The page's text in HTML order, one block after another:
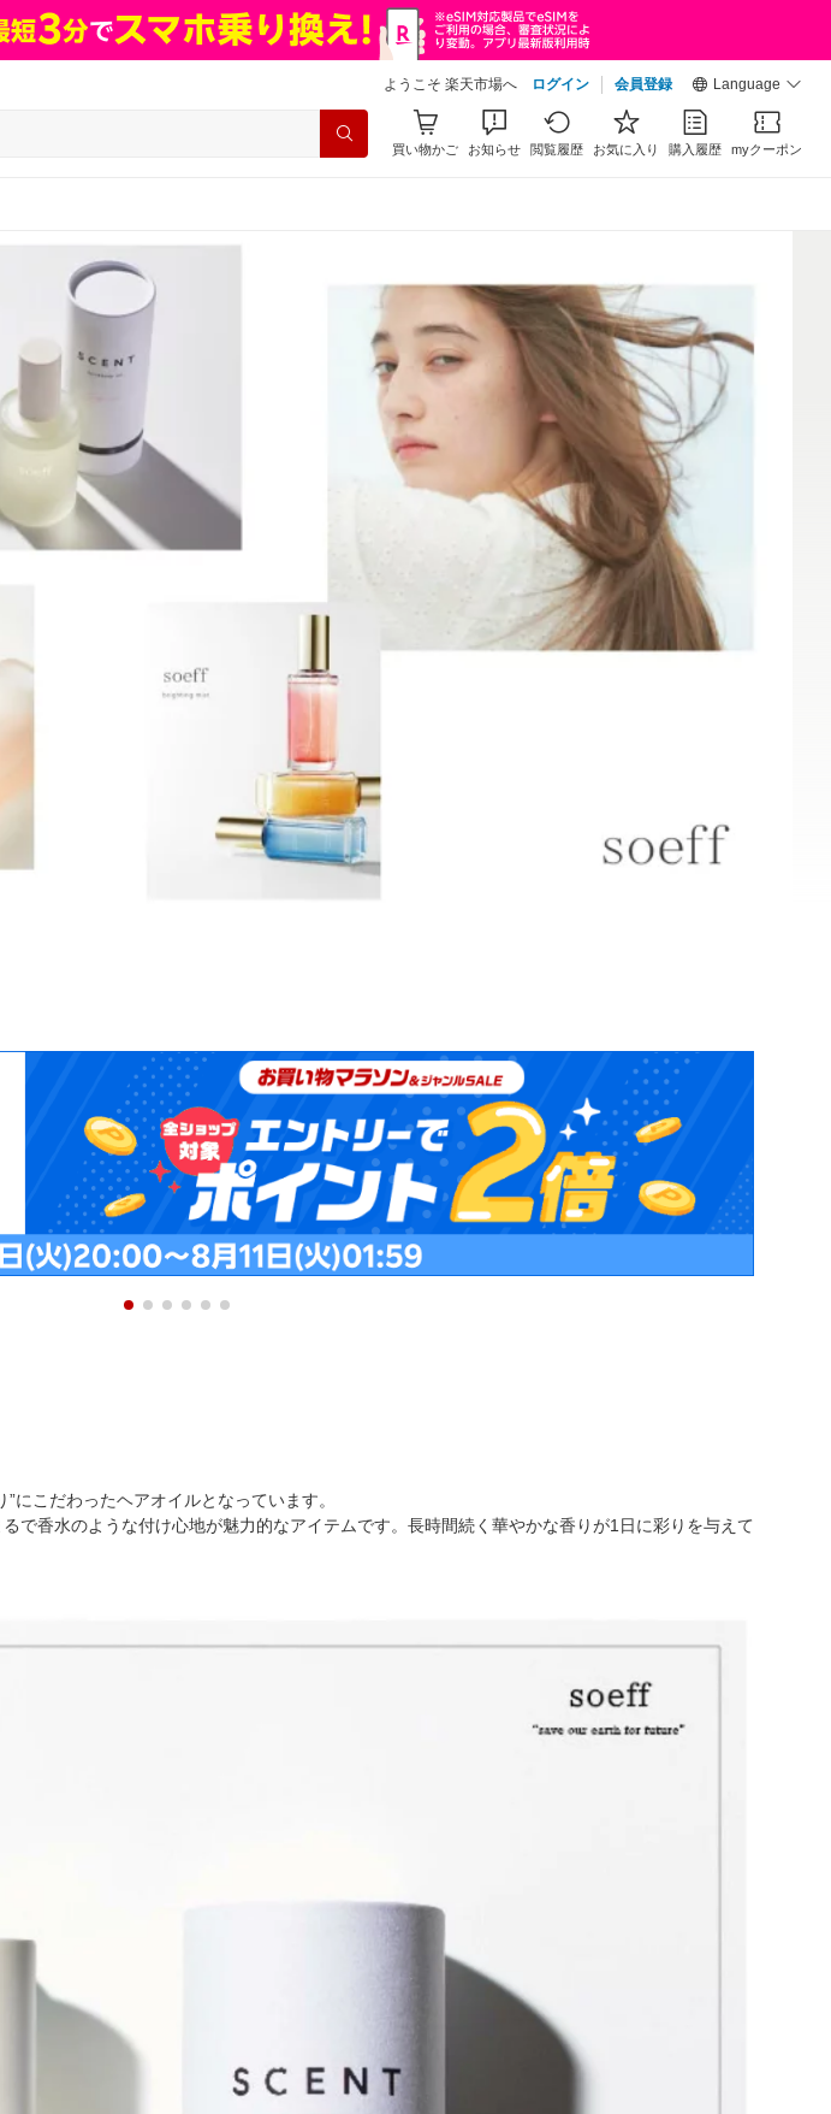
ようこそ 楽天市場へ ログイン 会員登録 Language
買い物かご お知らせ 閲覧履歴 お気に入り 購入履歴 myクーポン
にこだわったヘアオイルとなっています。
で香水のような付け心地が魅力的なアイテムです。長時間続く華やかな香りが1日に彩りを与えて